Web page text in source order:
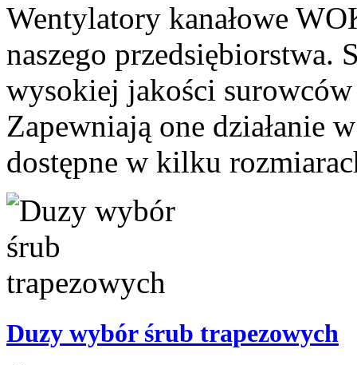
Wentylatory kanałowe
naszego przedsiębiorstwa.
wysokiej jakości
Zapewniają one działanie
dostępne w kilku
Duzy wybór śrub trapezowych